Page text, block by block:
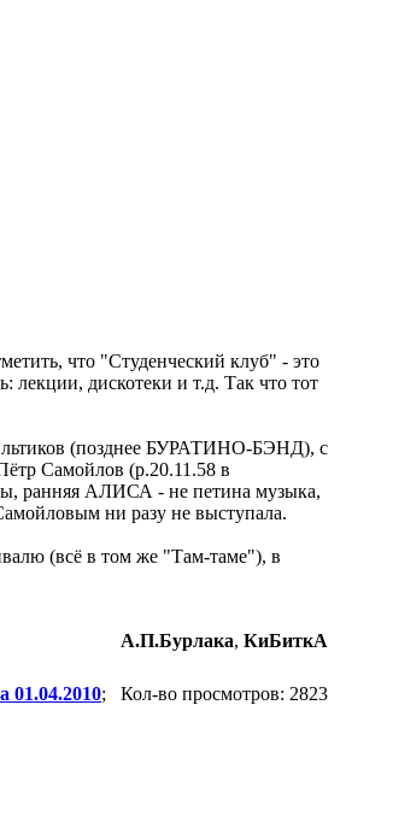
что "Студенческий клуб" - это
дискотеки и т.д. Так что тот
(позднее БУРАТИНО-БЭНД), с
Самойлов (p.20.11.58 в
ранняя АЛИСА - не петина музыка,
ни разу не выступала.
(всё в том же "Там-таме"), в
А.П.Бурлака, КиБиткА
01.04.2010; Кол-во просмотров: 2823